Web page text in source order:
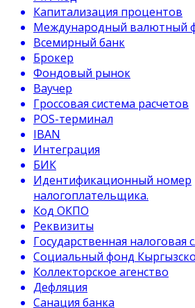
Капитализация процентов
Международный валютный
Всемирный банк
Брокер
Фондовый рынок
Ваучер
Гроссовая система расчетов
POS-терминал
IBAN
Интеграция
БИК
Идентификационный номер
налогоплательщика.
Код ОКПО
Реквизиты
Государственная налоговая
Социальный фонд
Коллекторское агенство
Дефляция
Санация банка